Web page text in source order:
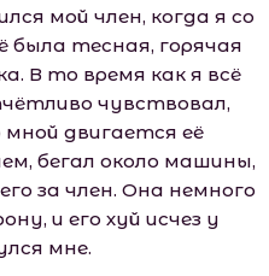
мой член, когда я со
была тесная, горячая
В то время как я всё
чувствовал,
двигается её
бегал около машины,
за член. Она немного
и его хуй исчез у
мне.